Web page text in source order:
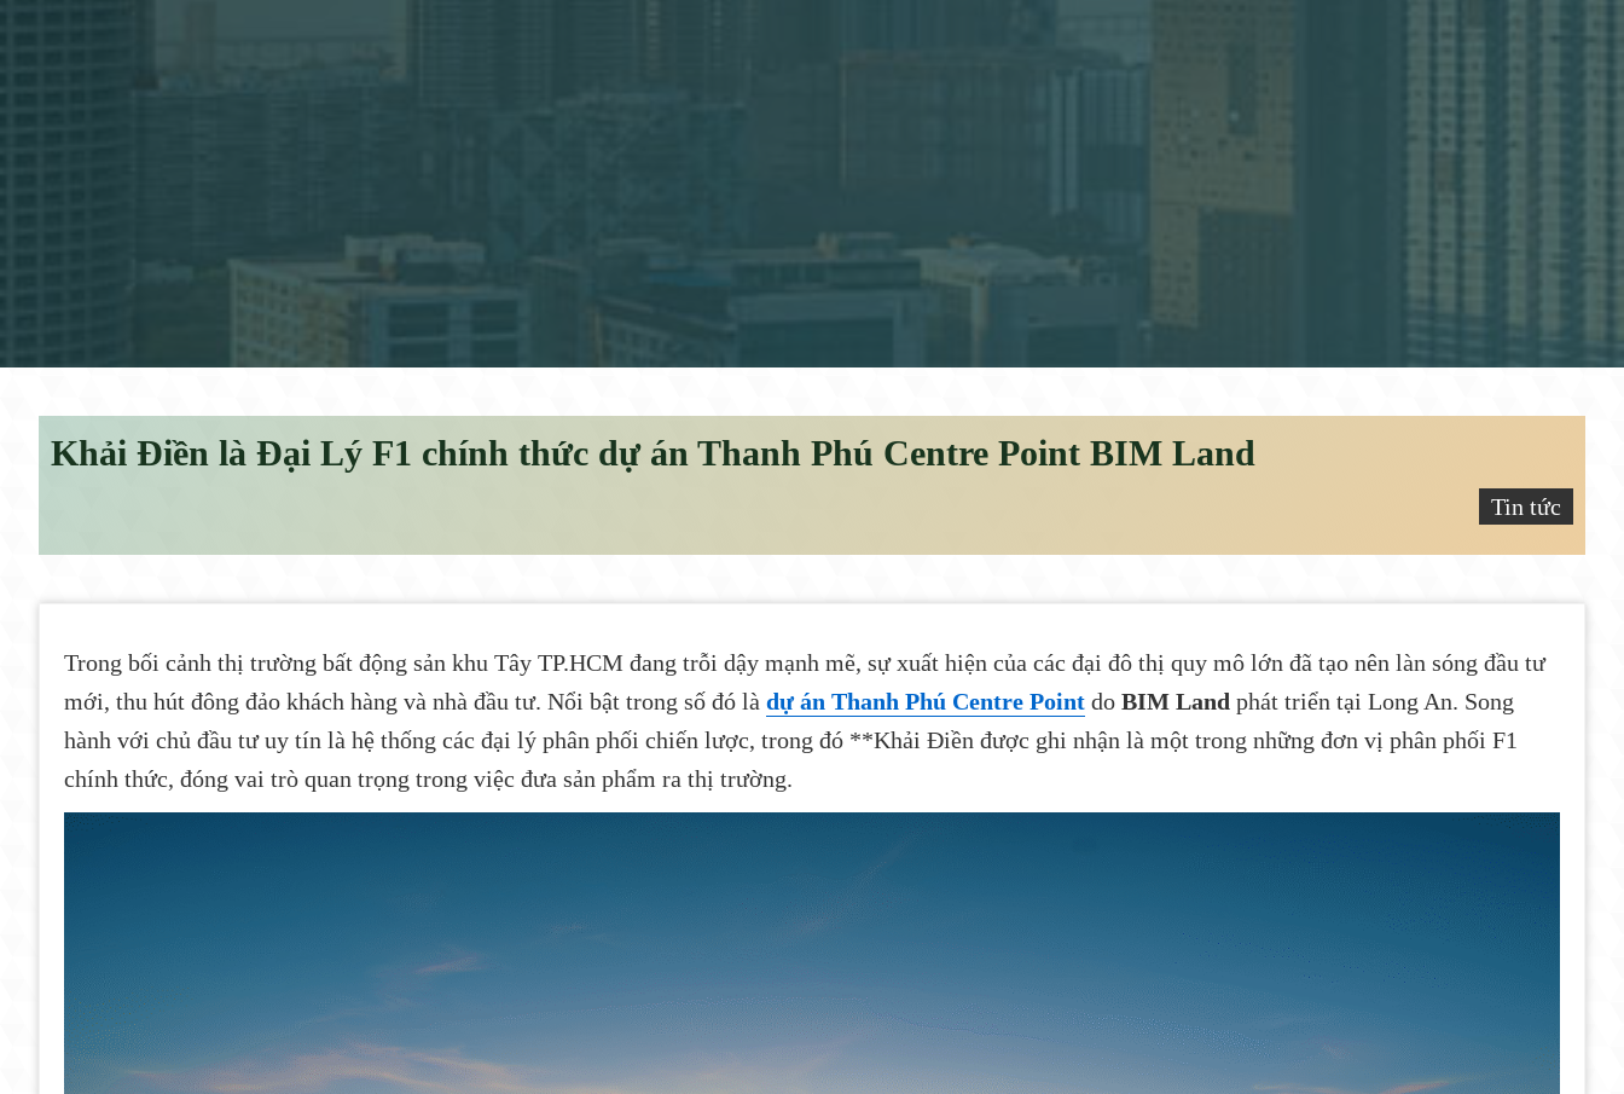
Khải Điền là Đại Lý F1 chính thức dự án Thanh Phú Centre Point BIM Land
Tin tức
Trong bối cảnh thị trường bất động sản khu Tây TP.HCM đang trỗi dậy mạnh mẽ, sự xuất hiện của các đại đô thị quy mô lớn đã tạo nên làn sóng đầu tư
mới, thu hút đông đảo khách hàng và nhà đầu tư. Nổi bật trong số đó là dự án Thanh Phú Centre Point do BIM Land phát triển tại Long An. Song
hành với chủ đầu tư uy tín là hệ thống các đại lý phân phối chiến lược, trong đó **Khải Điền được ghi nhận là một trong những đơn vị phân phối F1
chính thức, đóng vai trò quan trọng trong việc đưa sản phẩm ra thị trường.